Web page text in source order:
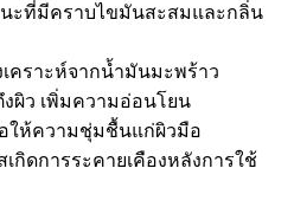
ะที่มีคราบไขมันสะสมและกลิ่น
เคราะห์จากน้ำมันมะพร้าว
งผิว เพิ่มความอ่อนโยน
อให้ความชุ่มชื้นแก่ผิวมือ
กิดการระคายเคืองหลังการใช้